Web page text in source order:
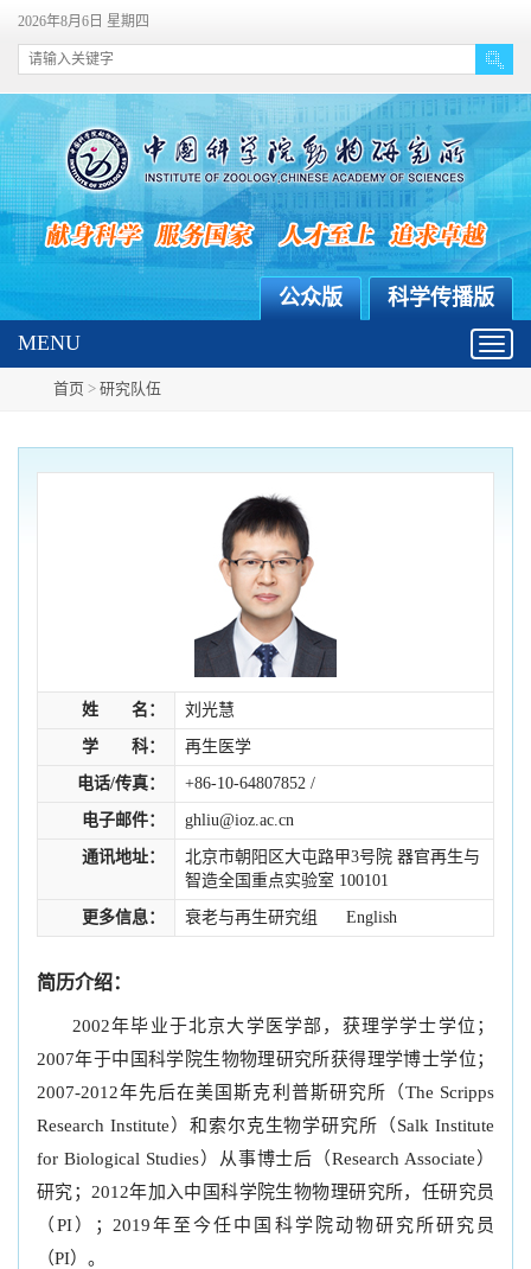
2026年8月6日 星期四
科学传播版
公众版
MENU
首页 > 研究队伍
姓 名： 刘光慧
学 科： 再生医学
电话/传真： +86-10-64807852 /
电子邮件： ghliu@ioz.ac.cn
通讯地址：
北京市朝阳区大屯路甲3号院 器官再生与
智造全国重点实验室 100101
更多信息： 衰老与再生研究组 English
简历介绍：
2002年毕业于北京大学医学部，获理学学士学位；
2007年于中国科学院生物物理研究所获得理学博士学位；
2007-2012年先后在美国斯克利普斯研究所（The Scripps
Research Institute）和索尔克生物学研究所（Salk Institute
for Biological Studies）从事博士后（Research Associate）
研究；2012年加入中国科学院生物物理研究所，任研究员
（PI）；2019年至今任中国科学院动物研究所研究员
（PI）。